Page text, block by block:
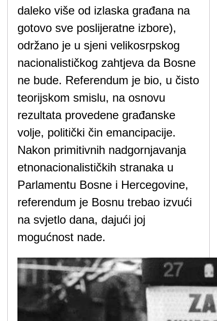
daleko više od izlaska građana na
gotovo sve poslijeratne izbore),
održano je u sjeni velikosrpskog
nacionalističkog zahtjeva da Bosne
ne bude. Referendum je bio, u čisto
teorijskom smislu, na osnovu
rezultata provedene građanske
volje, politički čin emancipacije.
Nakon primitivnih nadgornjavanja
etnonacionalističkih stranaka u
Parlamentu Bosne i Hercegovine,
referendum je Bosnu trebao izvući
na svjetlo dana, dajući joj
mogućnost nade.